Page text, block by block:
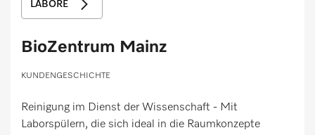
LABORE
BioZentrum Mainz
KUNDENGESCHICHTE
Reinigung im Dienst der Wissenschaft - Mit
Laborspülern, die sich ideal in die Raumkonzepte